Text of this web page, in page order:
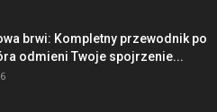
brwi: Kompletny przewodnik po
odmieni Twoje spojrzenie...